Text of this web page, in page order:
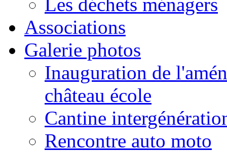
Les déchets ménagers
Associations
Galerie photos
Inauguration de
château école
Cantine
Rencontre auto moto